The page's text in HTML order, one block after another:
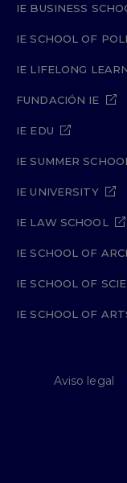
IE BUSINESS
IE SCHOOL OF
IE LIFELONG
FUNDACIÓN IE
IE EDU
IE SUMMER SCHOOL
IE UNIVERSITY
IE LAW SCHOOL
IE SCHOOL OF
IE SCHOOL OF
IE SCHOOL OF
Aviso legal